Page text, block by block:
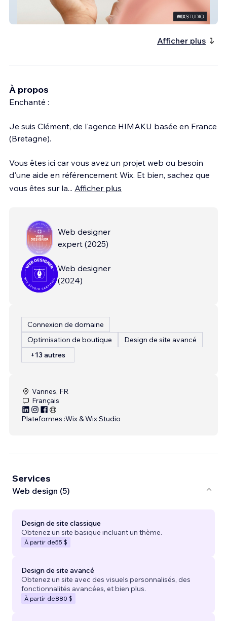
Hydrascore
Afficher plus
À propos
Enchanté :
Je suis Clément, de l'agence HIMAKU basée en France
(Bretagne).
Vous êtes ici car vous avez un projet web ou besoin
d'une aide en référencement Wix. Et bien, sachez que
vous êtes sur la... Afficher plus
Web designer
expert (2025)
Web designer
(2024)
Connexion de domaine
Optimisation de boutique
Design de site avancé
+13 autres
Vannes, FR
Français
Plateformes :Wix & Wix Studio
Services
Web design (5)
Design de site classique
Obtenez un site basique incluant un thème.
À partir de55 $
Design de site avancé
Obtenez un site avec des visuels personnalisés, des
fonctionnalités avancées, et bien plus.
À partir de880 $